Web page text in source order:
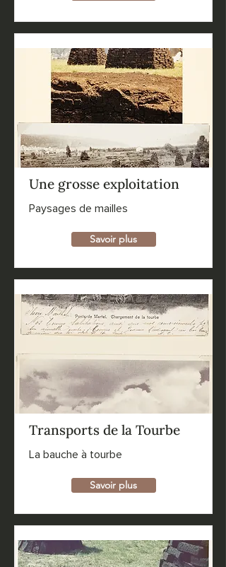
Une grosse exploitation
Paysages de mailles
Savoir plus
Transports de la Tourbe
La bauche à tourbe
Savoir plus